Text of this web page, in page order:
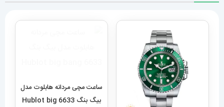
ساعت مچی مردانه هابلوت مدل
بیگ بنگ 6633 Hublot big